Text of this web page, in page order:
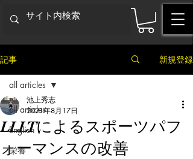
記事 新規登録
all articles
English
栄養
all articles
LLLTによるスポーツパフ
ォーマンスの改善
池上秀志
2021年8月17日